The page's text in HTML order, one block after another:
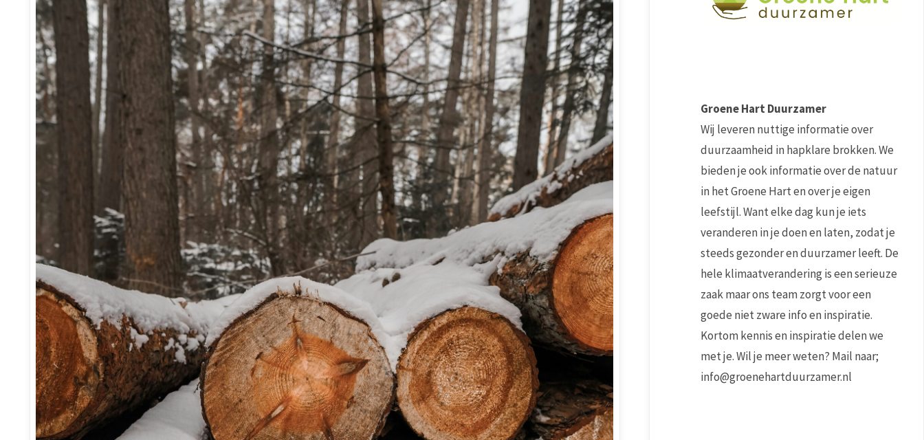
Groene Hart Duurzamer
Wij leveren nuttige informatie over
duurzaamheid in hapklare brokken. We
bieden je ook informatie over de natuur
in het Groene Hart en over je eigen
leefstijl. Want elke dag kun je iets
veranderen in je doen en laten, zodat je
steeds gezonder en duurzamer leeft. De
hele klimaatverandering is een serieuze
zaak maar ons team zorgt voor een
goede niet zware info en inspiratie.
Kortom kennis en inspiratie delen we
met je. Wil je meer weten? Mail naar;
info@groenehartduurzamer.nl